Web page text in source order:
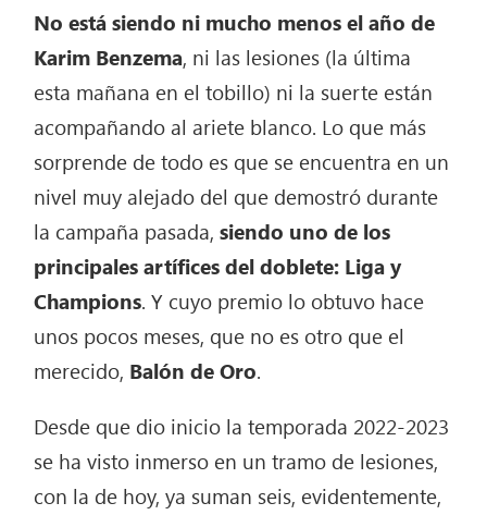
No está siendo ni mucho menos el año de
Karim Benzema, ni las lesiones (la última
esta mañana en el tobillo) ni la suerte están
acompañando al ariete blanco. Lo que más
sorprende de todo es que se encuentra en un
nivel muy alejado del que demostró durante
la campaña pasada,siendo uno de los
principales artífices del doblete: Liga y
Champions. Y cuyo premio lo obtuvo hace
unos pocos meses, que no es otro que el
merecido, Balón de Oro.
Desde que dio inicio la temporada 2022-2023
se ha visto inmerso en un tramo de lesiones,
con la de hoy, ya suman seis, evidentemente,